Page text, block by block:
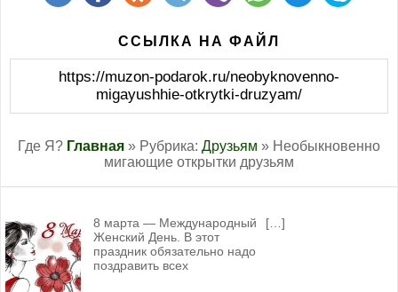
ССЫЛКА НА ФАЙЛ
https://muzon-podarok.ru/neobyknovenno-
migayushhie-otkrytki-druzyam/
Где Я? Главная » Рубрика: Друзьям » Необыкновенно
мигающие открытки друзьям
8 марта — Международный
Женский День. В этот
праздник обязательно надо
поздравить всех
[…]